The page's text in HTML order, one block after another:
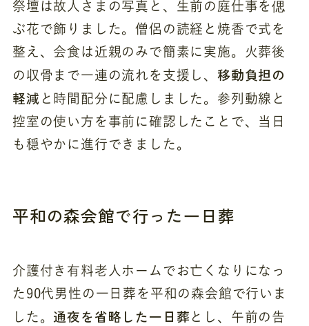
祭壇は故人さまの写真と、生前の庭仕事を偲
ぶ花で飾りました。僧侶の読経と焼香で式を
整え、会食は近親のみで簡素に実施。火葬後
の収骨まで一連の流れを支援し、移動負担の
軽減 と時間配分に配慮しました。参列動線と
控室の使い方を事前に確認したことで、当日
も穏やかに進行できました。
平和の森会館で行った一日葬
介護付き有料老人ホームでお亡くなりになっ
た90代男性の一日葬を平和の森会館で行いま
した。 通夜を省略した一日葬 とし、午前の告